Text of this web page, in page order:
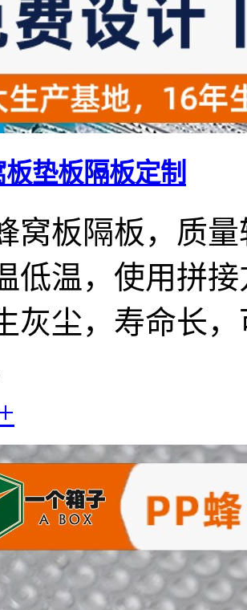
垫板隔板定制
窝板隔板，质
低温，使用拼
灰尘，寿命长